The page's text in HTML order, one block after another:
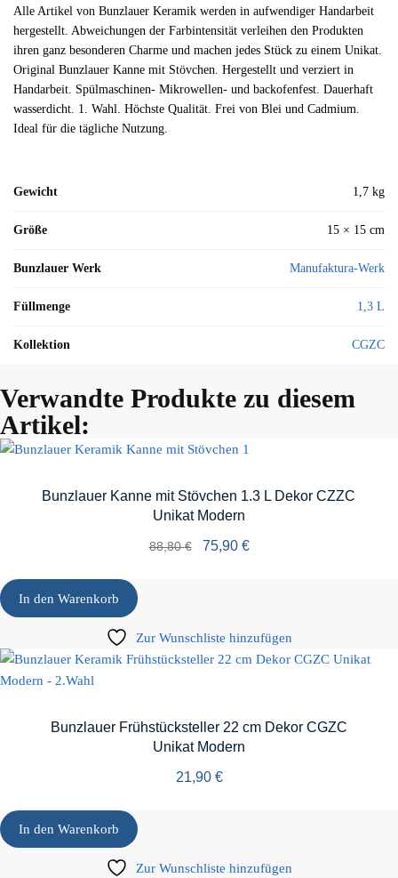
Alle Artikel von Bunzlauer Keramik werden in aufwendiger Handarbeit
hergestellt. Abweichungen der Farbintensität verleihen den Produkten
ihren ganz besonderen Charme und machen jedes Stück zu einem Unikat.
Original Bunzlauer Kanne mit Stövchen. Hergestellt und verziert in
Handarbeit. Spülmaschinen- Mikrowellen- und backofenfest. Dauerhaft
wasserdicht. 1. Wahl. Höchste Qualität. Frei von Blei und Cadmium.
Ideal für die tägliche Nutzung.
Gewicht 1,7 kg
Größe 15 × 15 cm
Bunzlauer Werk Manufaktura-Werk
Füllmenge 1,3 L
Kollektion CGZC
Verwandte Produkte zu diesem
Artikel:
Bunzlauer Kanne mit Stövchen 1.3 L Dekor CZZC
Unikat Modern
88,80€ 75,90 €
In den Warenkorb
Zur Wunschliste hinzufügen
Bunzlauer Frühstücksteller 22 cm Dekor CGZC
Unikat Modern
21,90 €
In den Warenkorb
Zur Wunschliste hinzufügen